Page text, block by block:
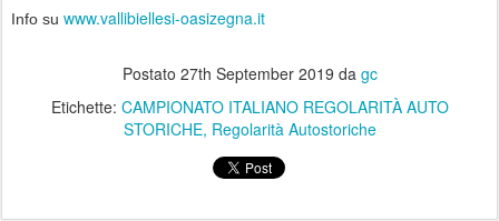
Info su www.vallibiellesi-oasizegna.it
Postato 27th September 2019 da gc
Etichette: CAMPIONATO ITALIANO REGOLARITÀ AUTO
STORICHE Regolarità Autostoriche